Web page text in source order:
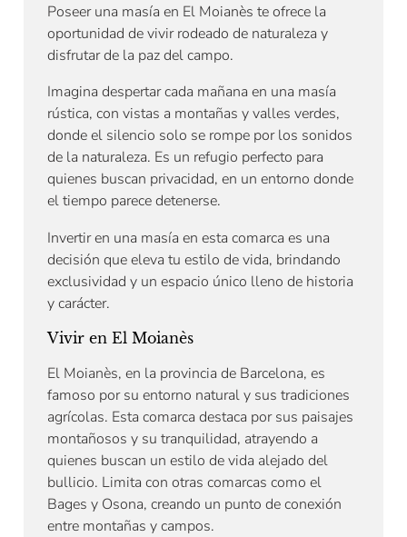
Poseer una masía en El Moianès te ofrece la
oportunidad de vivir rodeado de naturaleza y
disfrutar de la paz del campo.
Imagina despertar cada mañana en una masía
rústica, con vistas a montañas y valles verdes,
donde el silencio solo se rompe por los sonidos
de la naturaleza. Es un refugio perfecto para
quienes buscan privacidad, en un entorno donde
el tiempo parece detenerse.
Invertir en una masía en esta comarca es una
decisión que eleva tu estilo de vida, brindando
exclusividad y un espacio único lleno de historia
y carácter.
Vivir en El Moianès
El Moianès, en la provincia de Barcelona, es
famoso por su entorno natural y sus tradiciones
agrícolas. Esta comarca destaca por sus paisajes
montañosos y su tranquilidad, atrayendo a
quienes buscan un estilo de vida alejado del
bullicio. Limita con otras comarcas como el
Bages y Osona, creando un punto de conexión
entre montañas y campos.